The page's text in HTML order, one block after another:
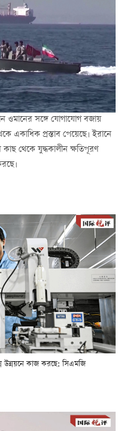
ওমানের সঙ্গে যোগাযোগ বজায়
একাধিক প্রস্তাব পেয়েছে। ইরানে
থেকে যুদ্ধকালীন ক্ষতিপূরণ
উন্নয়নে কাজ করছে: সিএমজি